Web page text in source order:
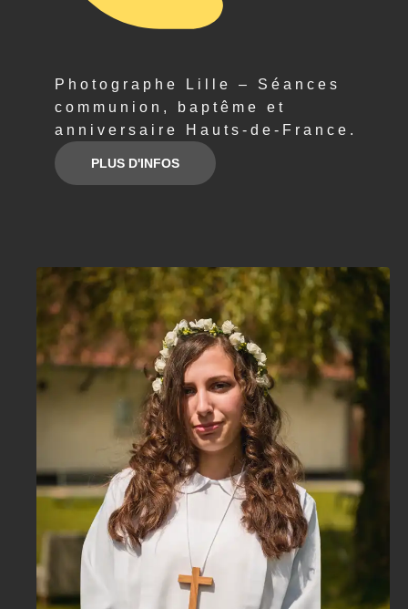
Photographe Lille – Séances
communion, baptême et
anniversaire Hauts-de-France.
PLUS D'INFOS